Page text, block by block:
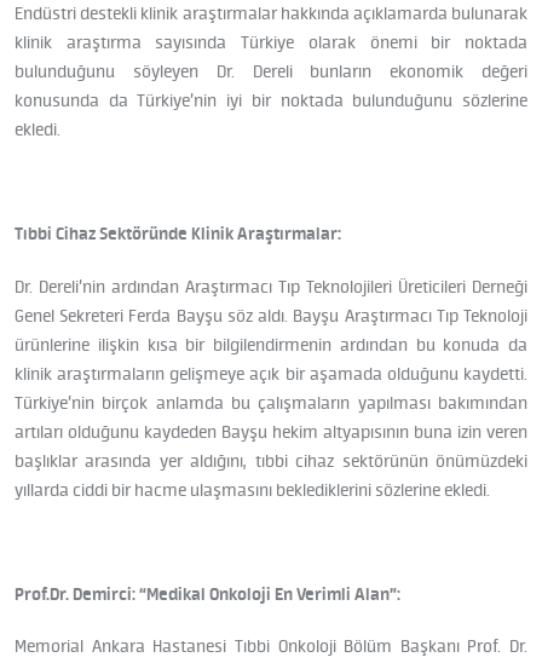
Endüstri destekli klinik araştırmalar hakkında açıklamarda bulunarak
klinik araştırma sayısında Türkiye olarak önemi bir noktada
bulunduğunu söyleyen Dr. Dereli bunların ekonomik değeri
konusunda da Türkiye’nin iyi bir noktada bulunduğunu sözlerine
ekledi.
Tıbbi Cihaz Sektöründe Klinik Araştırmalar:
Dr. Dereli’nin ardından Araştırmacı Tıp Teknolojileri Üreticileri Derneği
Genel Sekreteri Ferda Bayşu söz aldı. Bayşu Araştırmacı Tıp Teknoloji
ürünlerine ilişkin kısa bir bilgilendirmenin ardından bu konuda da
klinik araştırmaların gelişmeye açık bir aşamada olduğunu kaydetti.
Türkiye’nin birçok anlamda bu çalışmaların yapılması bakımından
artıları olduğunu kaydeden Bayşu hekim altyapısının buna izin veren
başlıklar arasında yer aldığını, tıbbi cihaz sektörünün önümüzdeki
yıllarda ciddi bir hacme ulaşmasını beklediklerini sözlerine ekledi.
Prof.Dr. Demirci: “Medikal Onkoloji En Verimli Alan”:
Memorial Ankara Hastanesi Tıbbi Onkoloji Bölüm Başkanı Prof. Dr.